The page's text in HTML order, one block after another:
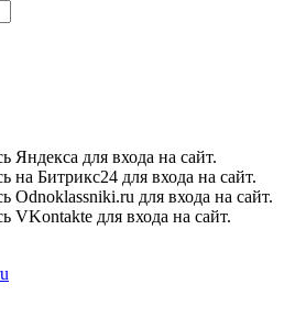
Яндекса для входа на сайт.
на Битрикс24 для входа на сайт.
Odnoklassniki.ru для входа на сайт.
VKontakte для входа на сайт.